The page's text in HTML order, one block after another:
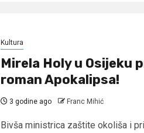
Kultura
Mirela Holy u Osijeku
roman Apokalipsa!
3 godine ago Franc Mihić
Bivša ministrica zaštite okoliša i